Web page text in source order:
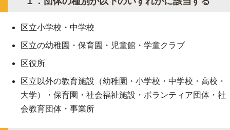
区立小学校・中学校
区立の幼稚園・保育園・児童館・学童クラブ
区役所
区立以外の教育施設（幼稚園・小学校・中学校・高校・
大学）・保育園・社会福祉施設・ボランティア団体・社
会教育団体・事業所